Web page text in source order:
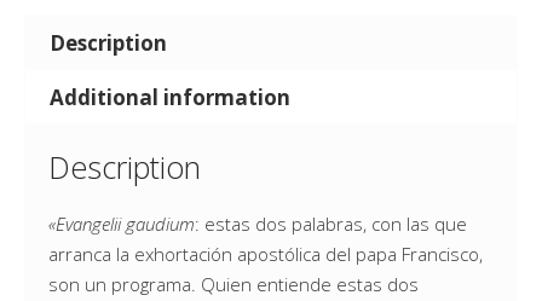
Description
Additional information
Description
«Evangelii gaudium: estas dos palabras, con las que
arranca la exhortación apostólica del papa Francisco,
son un programa. Quien entiende estas dos